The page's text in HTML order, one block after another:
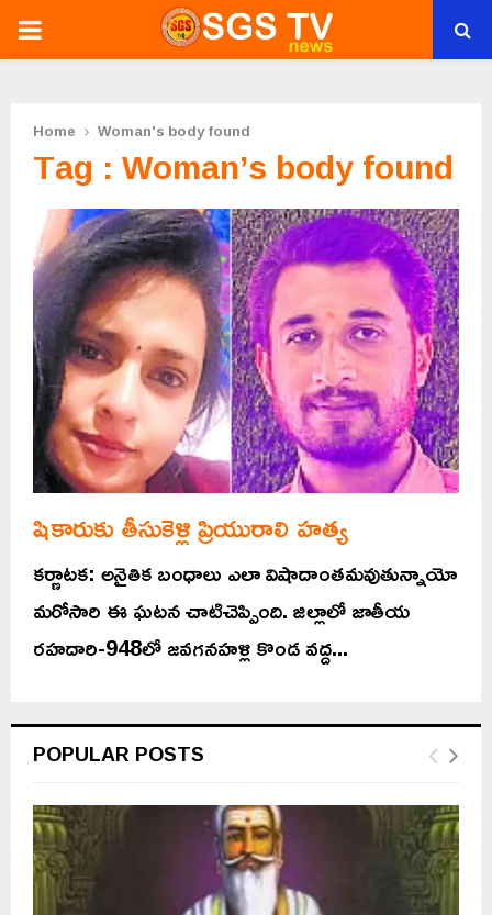
PRIMARY
Home Woman's body found
Tag : Woman’s body found
షికారుకు తీసుకెళ్లి ప్రియురాలి హత్య
కర్ణాటక: అనైతిక బంధాలు ఎలా విషాదాంతమవుతున్నాయో
మరోసారి ఈ ఘటన చాటిచెప్పింది. జిల్లాలో జాతీయ
రహదారి-948లో జవగనహళ్లి కొండ వద్ద...
POPULAR POSTS